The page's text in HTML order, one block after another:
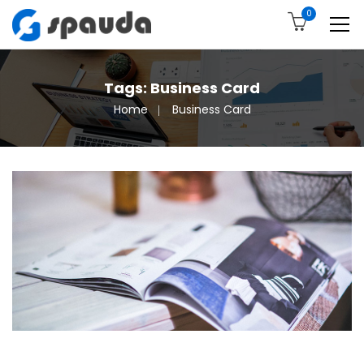
0
Tags: Business Card
Home Business Card